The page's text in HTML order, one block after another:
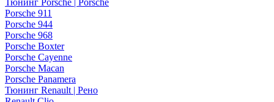
Тюнинг Porsche | Porsche
Porsche 911
Porsche 944
Porsche 968
Porsche Boxter
Porsche Cayenne
Porsche Macan
Porsche Panamera
Тюнинг Renault | Рено